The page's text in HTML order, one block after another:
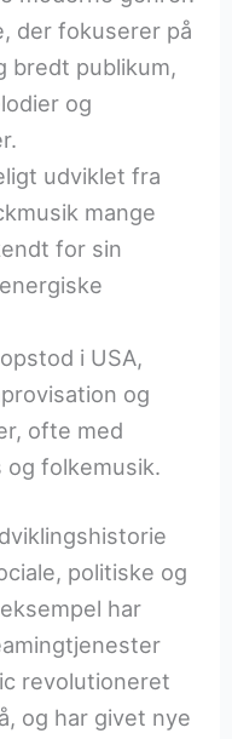
der fokuserer på
bredt publikum,
og
udviklet fra
mange
for sin
i USA,
og
ofte med
og folkemusik.
politiske og
har
revolutioneret
og har givet nye